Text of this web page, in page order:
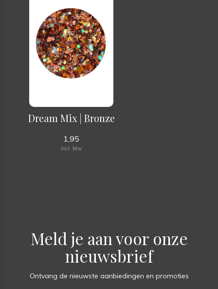
Dream Mix | Bronze
1,95
Incl. btw
Meld je aan voor onze
nieuwsbrief
Ontvang de nieuwste aanbiedingen en promoties